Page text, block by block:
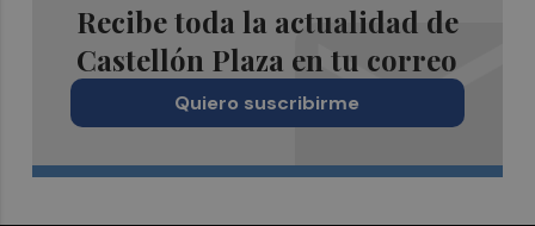
Recibe toda la actualidad de
Castellón Plaza en tu correo
Quiero suscribirme